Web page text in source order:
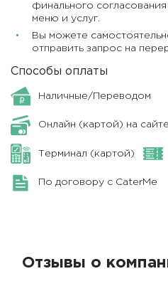
финального
меню и услуг.
Вы можете
отправить запрос на
Способы оплаты
Наличные/Переводом
Онлайн (картой) на сайте
Терминал (картой)
По договору с CaterMe
Отзывы о